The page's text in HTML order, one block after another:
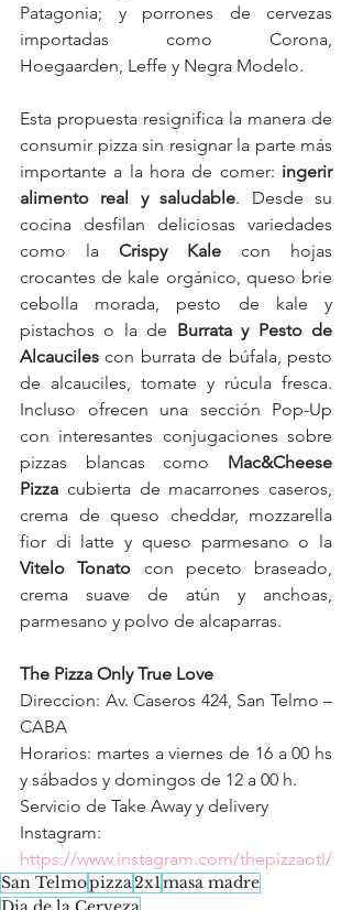
Patagonia; y porrones de cervezas
importadas como Corona,
Hoegaarden, Leffe y Negra Modelo.
Esta propuesta resignifica la manera de
consumir pizza sin resignar la parte más
importante a la hora de comer: ingerir
alimento real y saludable. Desde su
cocina desfilan deliciosas variedades
como la Crispy Kale con hojas
crocantes de kale orgánico, queso brie
cebolla morada, pesto de kale y
pistachos o la de Burrata y Pesto de
Alcauciles con burrata de búfala, pesto
de alcauciles, tomate y rúcula fresca.
Incluso ofrecen una sección Pop-Up
con interesantes conjugaciones sobre
pizzas blancas como Mac&Cheese
Pizza cubierta de macarrones caseros,
crema de queso cheddar, mozzarella
Vitelo Tonato con peceto braseado,
crema suave de atún y anchoas,
parmesano y polvo de alcaparras.
The Pizza Only True Love
Direccion: Av. Caseros 424, San Telmo –
CABA
Horarios: martes a viernes de 16 a 00 hs
y sábados y domingos de 12 a 00 h.
Servicio de Take Away y delivery
https://www.instagram.com/thepizzaotl/
San Telmopizza2x1masa madre